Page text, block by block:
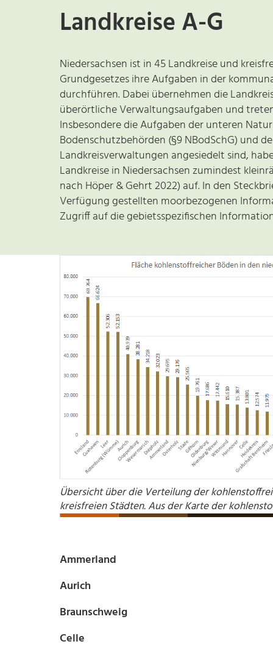
Landkreise A-G
Niedersachsen ist in 45 Landkreise und
Grundgesetzes ihre Aufgaben in der
durchführen. Dabei übernehmen die
überörtliche Verwaltungsaufgaben und
Insbesondere die Aufgaben der unteren
Bodenschutzbehörden (§9 NBodSchG) und
Landkreisverwaltungen angesiedelt sind,
Landkreise in Niedersachsen zumindest
nach Höper & Gehrt 2022) auf. In den
Verfügung gestellten moorbezogenen
Zugriff auf die gebietsspezifischen
Übersicht über die Verteilung der
kreisfreien Städten. Aus der Karte der
Ammerland
Aurich
Braunschweig
Celle